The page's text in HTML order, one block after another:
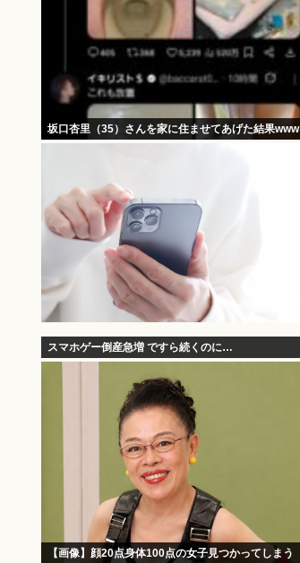
坂口杏里（35）さんを家に住ませてあげた結果www
スマホゲー倒産急増 ですら続くのに…
【画像】顔20点身体100点の女子見つかってしまう